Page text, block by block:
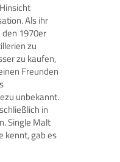
Als ihr
den 1970er
zu
zu kaufen,
Freunden
unbekannt.
in
Single Malt
kennt, gab es